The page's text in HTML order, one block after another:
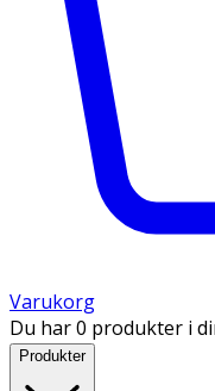
Varukorg
Du har 0 produkter i
Produkter